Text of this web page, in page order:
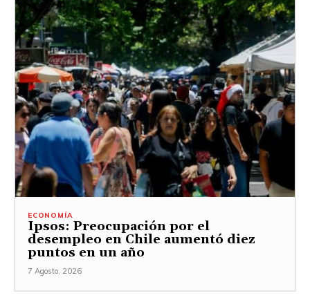
ECONOMÍA
Ipsos: Preocupación por el
desempleo en Chile aumentó diez
puntos en un año
7 Agosto, 2026